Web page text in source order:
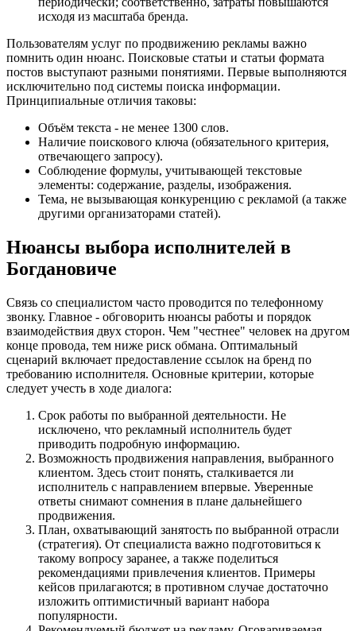
исходя из масштаба бренда.
Пользователям услуг по продвижению рекламы важно
помнить один нюанс. Поисковые статьи и статьи формата
постов выступают разными понятиями. Первые выполняются
исключительно под системы поиска информации.
Принципиальные отличия таковы:
Объём текста - не менее 1300 слов.
Наличие поискового ключа (обязательного критерия,
отвечающего запросу).
Соблюдение формулы, учитывающей текстовые
элементы: содержание, разделы, изображения.
Тема, не вызывающая конкуренцию с рекламой (а также
другими организаторами статей).
Нюансы выбора исполнителей в
Богдановиче
Связь со специалистом часто проводится по телефонному
звонку. Главное - обговорить нюансы работы и порядок
взаимодействия двух сторон. Чем "честнее" человек на другом
конце провода, тем ниже риск обмана. Оптимальный
сценарий включает предоставление ссылок на бренд по
требованию исполнителя. Основные критерии, которые
следует учесть в ходе диалога:
Срок работы по выбранной деятельности. Не
исключено, что рекламный исполнитель будет
приводить подробную информацию.
Возможность продвижения направления, выбранного
клиентом. Здесь стоит понять, сталкивается ли
исполнитель с направлением впервые. Уверенные
ответы снимают сомнения в плане дальнейшего
продвижения.
План, охватывающий занятость по выбранной отрасли
(стратегия). От специалиста важно подготовиться к
такому вопросу заранее, а также поделиться
рекомендациями привлечения клиентов. Примеры
кейсов прилагаются; в противном случае достаточно
изложить оптимистичный вариант набора
популярности.